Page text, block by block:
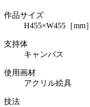
作品サイズ
H455×W455［mm］
支持体
キャンバス
使用画材
アクリル絵具
技法